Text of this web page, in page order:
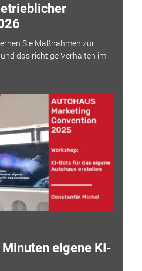
Sie Maßnahmen zur
das richtige Verhalten im
eigene KI-